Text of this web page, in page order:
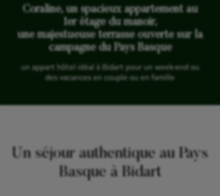
Coraline, un spacieux appartement au
1er étage du manoir,
une majestueuse terrasse ouverte sur la
campagne du Pays Basque
un appart hôtel idéal à Bidart pour un week-end ou
des vacances en couple ou en famille
Un séjour authentique au Pays
Basque à Bidart